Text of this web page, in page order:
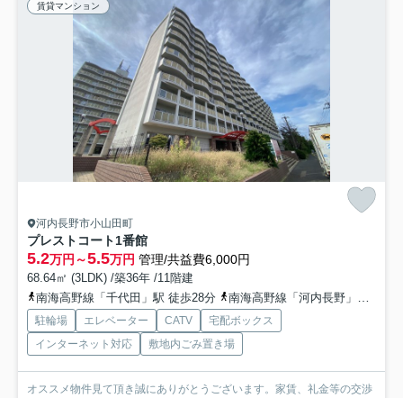
賃貸マンション
河内長野市小山田町
プレストコート1番館
5.2万円～5.5万円 管理/共益費6,000円
68.64㎡ (3LDK) /築36年 /11階建
南海高野線「千代田」駅 徒歩28分
南海高野線「河内長野」駅 徒歩30分
駐輪場 エレベーター CATV
宅配ボックス
インターネット対応
敷地内ごみ置き場
オススメ物件見て頂き誠にありがとうございます。家賃、礼金等の交渉